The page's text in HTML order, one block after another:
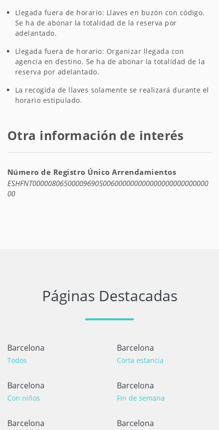
Llegada fuera de horario: Llaves en buzón con código.
Se ha de abonar la totalidad de la reserva por
adelantado.
Llegada fuera de horario: Organizar llegada con
agencia en destino. Se ha de abonar la totalidad de la
reserva por adelantado.
La recogida de llaves solamente se realizará durante el
horario estipulado.
Otra información de interés
Número de Registro Único Arrendamientos
ESHFNT000008065000096905006000000000000000000000000
00
Páginas Destacadas
Barcelona
Todos
Barcelona
Corta estancia
Barcelona
Con niños
Barcelona
Fin de semana
Barcelona Barcelona